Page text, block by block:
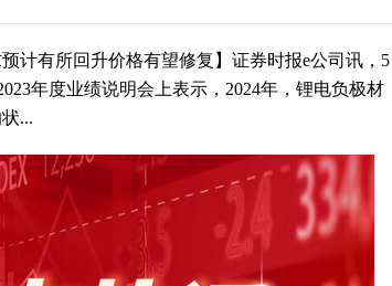
计有所回升价格有望修复】证券时报e公司讯，5
年度业绩说明会上表示，2024年，锂电负极材
...